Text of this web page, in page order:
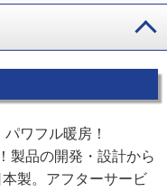
ワフル暖房！
製品の開発・設計から
製。アフターサービ